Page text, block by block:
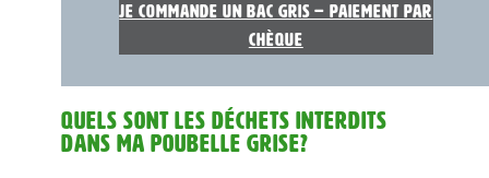
Je commande un bac gris – Paiement par
chèque
Quels sont les déchets interdits
dans ma poubelle grise?